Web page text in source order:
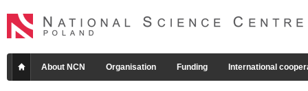
About NCN Organisation Funding International